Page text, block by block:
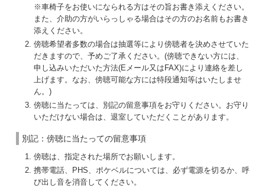
※車椅子をお使いになられる方はその旨お書き添えください。
また、介助の方がいらっしゃる場合はその方のお名前もお書き
添えください。
傍聴希望者多数の場合は抽選等により傍聴者を決めさせていた
だきますので、予めご了承ください。(傍聴できない方には、
申し込みいただいた方法(Eメール又はFAX)により連絡を差し
上げます。なお、傍聴可能な方には特段通知等はいたしませ
ん。)
傍聴に当たっては、別記の留意事項をお守りください。お守り
いただけない場合は、退室していただくことがあります。
別記：傍聴に当たっての留意事項
傍聴は、指定された場所でお願いします。
携帯電話、PHS、ポケベルについては、必ず電源を切るか、呼
び出し音を消音してください。